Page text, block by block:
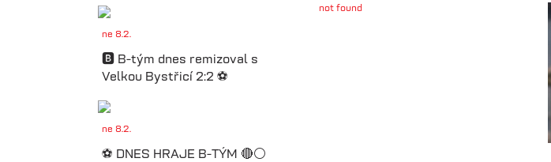
ne 8.2.
🅱️ B-tým dnes remizoval s
Velkou Bystřicí 2:2 ⚽️
ne 8.2.
⚽️ DNES HRAJE B-TÝM 🔴⚪️
not found